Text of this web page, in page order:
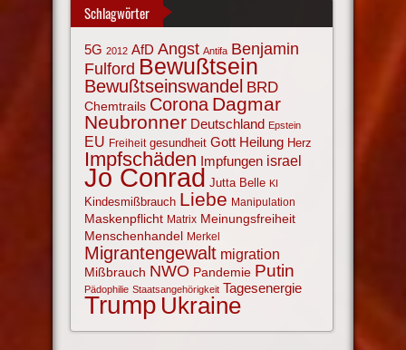
Schlagwörter
5G 2012 AfD Angst Antifa Benjamin
Fulford Bewußtsein
Bewußtseinswandel BRD
Chemtrails Corona Dagmar
Neubronner Deutschland Epstein
EU Freiheit gesundheit Gott Heilung Herz
Impfschäden Impfungen israel
Jo Conrad Jutta Belle KI
Kindesmißbrauch Liebe Manipulation
Maskenpflicht Matrix Meinungsfreiheit
Menschenhandel Merkel
Migrantengewalt migration
Mißbrauch NWO Pandemie Putin
Pädophilie Staatsangehörigkeit Tagesenergie
Trump Ukraine